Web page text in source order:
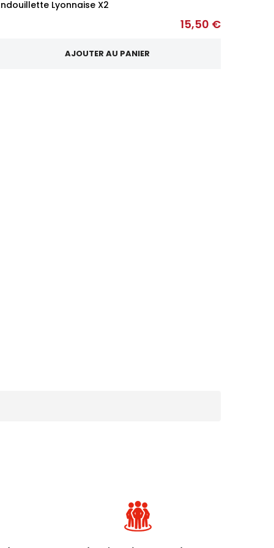
Lyonnaise X2
15,50 €
AJOUTER AU PANIER